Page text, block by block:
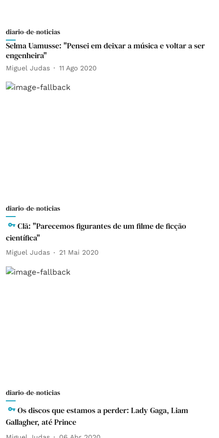
diario-de-noticias
Selma Uamusse: "Pensei em deixar a música e voltar a ser
engenheira"
Miguel Judas 11 Ago 2020
diario-de-noticias
Clã: "Parecemos figurantes de um filme de ficção
científica"
Miguel Judas 21 Mai 2020
diario-de-noticias
Os discos que estamos a perder: Lady Gaga, Liam
Gallagher, até Prince